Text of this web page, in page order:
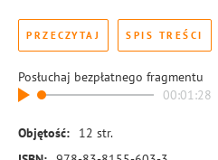
PRZECZYTAJ SPIS TREŚCI
Posłuchaj bezpłatnego fragmentu
00:01:28
Objętość: 12 str.